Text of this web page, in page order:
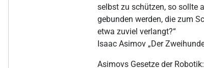
selbst zu schützen, so sollte
gebunden werden, die zum
etwa zuviel verlangt?“
Isaac Asimov „Der
Asimovs Gesetze der Robotik: